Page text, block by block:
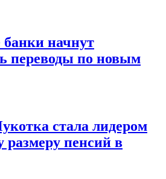
банки начнут
переводы по новым
стала лидером
размеру пенсий в